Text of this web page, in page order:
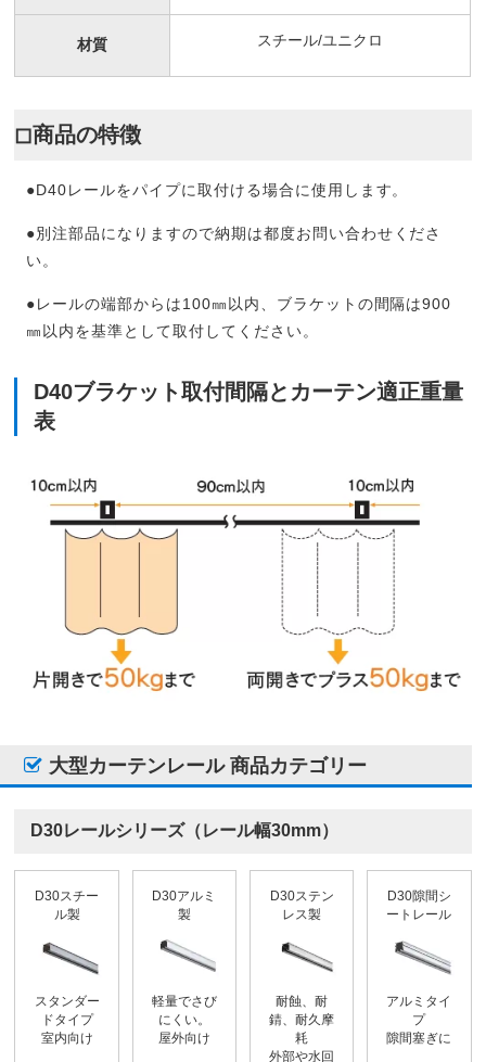
材質 スチール/ユニクロ
◻︎商品の特徴
●D40レールをパイプに取付ける場合に使用します。
●別注部品になりますので納期は都度お問い合わせくださ
い。
●レールの端部からは100㎜以内、ブラケットの間隔は900
㎜以内を基準として取付してください。
D40ブラケット取付間隔とカーテン適正重量
表
大型カーテンレール 商品カテゴリー
D30レールシリーズ（レール幅30mm）
D30スチー
ル製
スタンダー
ドタイプ
室内向け
D30アルミ
製
軽量でさび
にくい。
屋外向け
D30ステン
レス製
耐蝕、耐
錆、耐久摩
耗
外部や水回
D30隙間シ
ートレール
アルミタイ
プ
隙間塞ぎに